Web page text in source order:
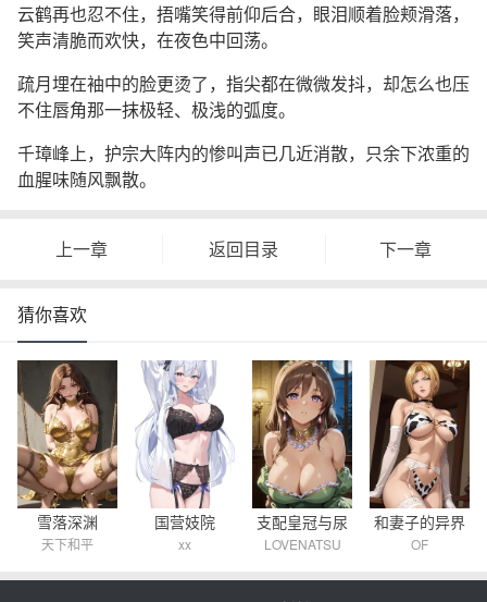
云鹤再也忍不住，捂嘴笑得前仰后合，眼泪顺着脸颊滑落，
笑声清脆而欢快，在夜色中回荡。
疏月埋在袖中的脸更烫了，指尖都在微微发抖，却怎么也压
不住唇角那一抹极轻、极浅的弧度。
千璋峰上，护宗大阵内的惨叫声已几近消散，只余下浓重的
血腥味随风飘散。
上一章 返回目录 下一章
猜你喜欢
雪落深渊
天下和平
国营妓院
xx
支配皇冠与尿
壶公主
LOVENATSU
和妻子的异界
之旅
OF